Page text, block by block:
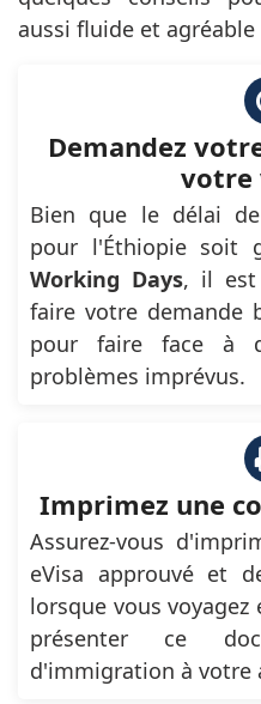
aussi fluide et
Demandez
votre
Bien que le délai
pour l'Éthiopie soit
Working Days, il est
faire votre demande
pour faire face à
problèmes imprévus.
Imprimez une
Assurez-vous
eVisa approuvé et
lorsque vous voyagez
présenter ce
d'immigration à votre